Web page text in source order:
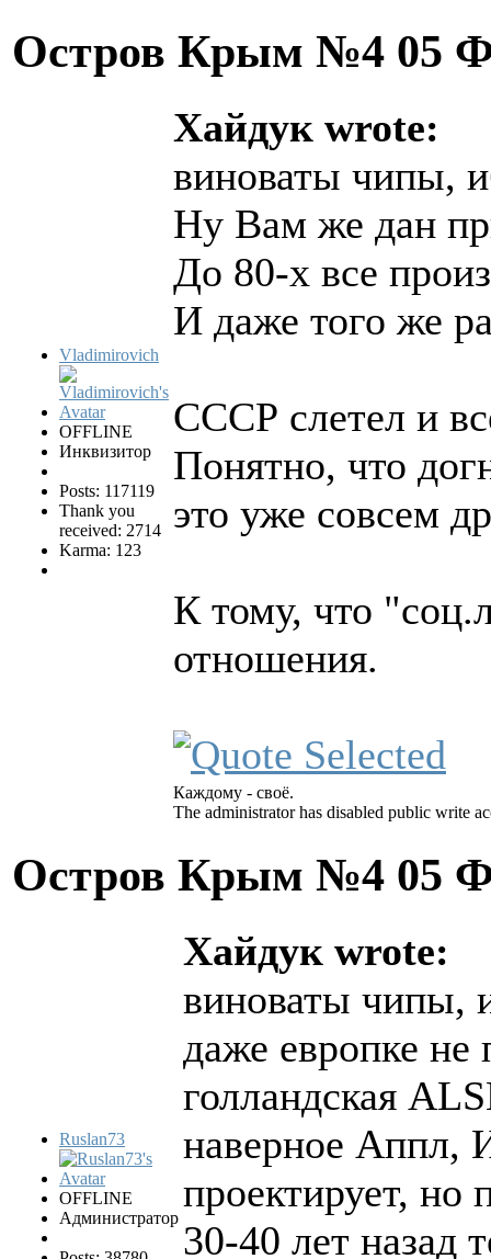
Остров Крым №4 05
Vladimirovich
OFFLINE
Инквизитор
Posts: 117119
Thank you
received: 2714
Karma: 123
Хайдук wrote:
виноваты чипы,
Ну Вам же дан
До 80-х все
И даже того же
СССР слетел и
Понятно, что
это уже совсем
К тому, что
отношения.
Каждому - своё.
The administrator has disabled public write
Остров Крым №4 05
Ruslan73
OFFLINE
Администратор
Хайдук wrote:
виноваты чипы,
даже европке не
голландская
наверное Аппл,
проектирует, но
30-40 лет назад